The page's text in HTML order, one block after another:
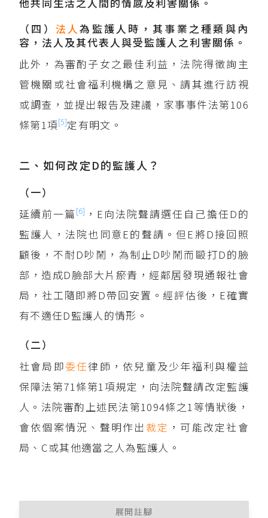
（四） 法人為監護人時，其事業之種類與內
容，法人及其代表人與受監護人之利害關係。
此外，為審酌子女之最佳利益，法院得徵詢主
管機關或社會福利機構之意見、請其進行訪視
或調查，並提出報告及建議，家事事件法第106
條第1項[5]定有明文。
二、如何改定D的監護人？
（一）
延續前一篇[6] ，E向法院聲請選任自己擔任D的
監護人，法院也同意E的聲請。但E將D接回照
顧後，不耐D吵鬧，為制止D吵鬧而毆打D的臉
部，造成D臉部大片瘀青，經鄰居發現通報社會
局，社工隨即將D帶回安置。經評估後，E確實
有不適任D監護人的情形。
（二）
社會局即委任律師，依兒童及少年福利與權益
保障法第71條第1項規定，向法院聲請改定監護
人。法院審酌上述民法第1094條之1等情狀後，
會依個案情況、聲明作出 裁定 ，可能改定社會
局、C或其他適當之人為監護人。
展開註腳